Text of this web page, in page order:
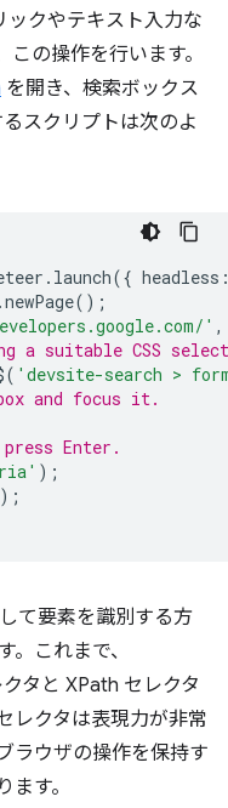
クやテキスト入力な
の操作を行います。
を開き、検索ボックス
スクリプトは次のよ
. launch({ headless
.newPage();
' ,
a suitable CSS
( 'devsite-search >
and focus it.
Enter.
);
);
て要素を識別する方
これまで、
タと XPath セレクタ
レクタは表現力が非常
ラウザの操作を保持す
す。